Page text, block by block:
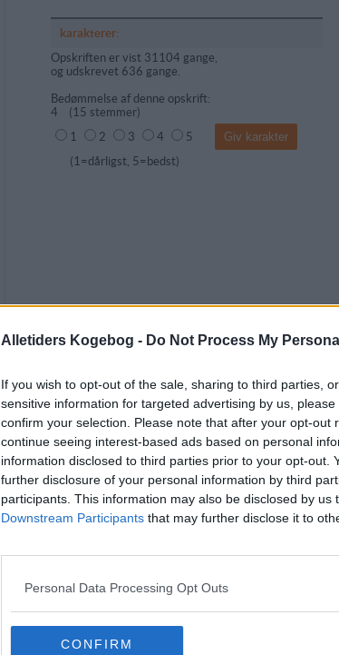
Alletiders Kogebog - Do Not Process My
If you wish to opt-out of the sale, sharing to third parties,
sensitive information for targeted advertising by us,
confirm your selection. Please note that after your opt-out
continue seeing interest-based ads based on personal
information disclosed to third parties prior to your opt-out.
further disclosure of your personal information by third
participants. This information may also be disclosed by us
Downstream Participants that may further disclose it to
Personal Data Processing Opt Outs
CONFIRM
karakterer:
Opskriften er vist 31104 gange,
og udskrevet 636 gange.
Bedømmelse af denne opskrift:
4 ( 15 stemmer)
1
2 3 4
5
(1=dårligst, 5=bedst)
Kommentar fra:
Kommentar:
Kommentaren skal godkendes før den bliver synlig
Kommentarer
sven-2008-05-02 09:58:24
Nyhedsmails - Privatlivspolitik - Kontakt - Om os